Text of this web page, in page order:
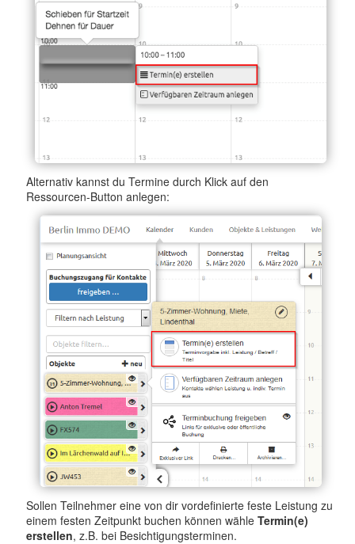
Alternativ kannst du Termine durch Klick auf den
Ressourcen-Button anlegen:
Sollen Teilnehmer eine von dir vordefinierte feste Leistung zu
einem festen Zeitpunkt buchen können wähle Termin(e)
erstellen, z.B. bei Besichtigungsterminen.